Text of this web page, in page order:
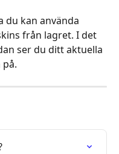
du kan använda
från lagret. I det
ser du ditt aktuella